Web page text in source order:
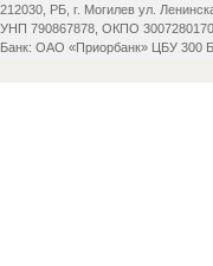
212030, РБ, г. Могилев ул.
УНП 790867878, ОКПО
Банк: ОАО «Приорбанк» ЦБУ 300